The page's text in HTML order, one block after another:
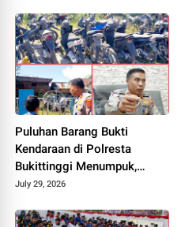
Puluhan Barang Bukti
Kendaraan di Polresta
Bukittinggi Menumpuk,
Ditumbuhi Semak dan
Segera Mengurus
July 29, 2026